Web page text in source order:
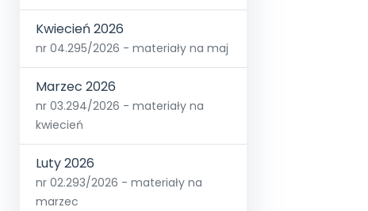
Kwiecień 2026
nr 04.295/2026 - materiały na maj
Marzec 2026
nr 03.294/2026 - materiały na
kwiecień
Luty 2026
nr 02.293/2026 - materiały na
marzec